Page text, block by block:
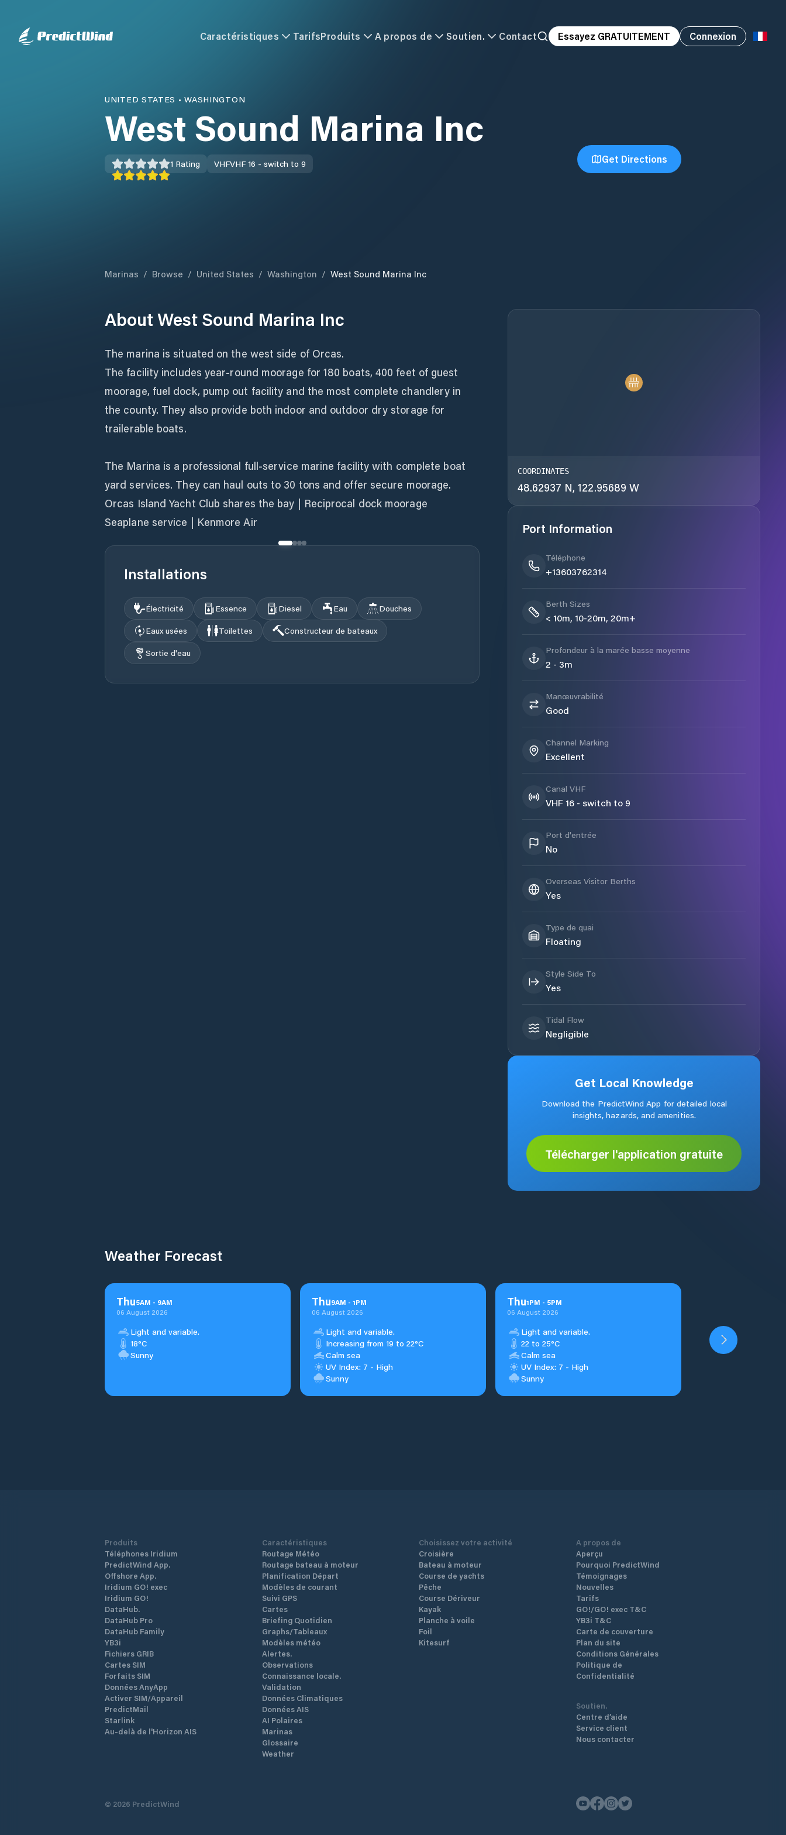
Caractéristiques TarifsProduits A propos de Soutien. Contact Essayez GRATUITEMENT Connexion
UNITED STATES •WASHINGTON
West Sound Marina Inc
1 Rating VHFVHF 16 - switch to 9 Get Directions
Marinas / Browse / United States / Washington / West Sound Marina Inc
AboutWest Sound Marina Inc
The marina is situated on the west side of Orcas.
The facility includes year-round moorage for 180 boats, 400 feet of guest
moorage, fuel dock, pump out facility and the most complete chandlery in
the county. They also provide both indoor and outdoor dry storage for
trailerable boats.
The Marina is a professional full-service marine facility with complete boat
yard services. They can haul outs to 30 tons and offer secure moorage.
Orcas Island Yacht Club shares the bay | ​Reciprocal dock moorage
Seaplane service | Kenmore Air
Installations
Électricité Essence Diesel Eau
Douches
Eaux usées
Toilettes
Constructeur de bateaux
Sortie d'eau
COORDINATES
48.62937 N, 122.95689 W
Port Information
Téléphone
+13603762314
Berth Sizes
< 10m, 10-20m, 20m+
Profondeur à la marée basse moyenne
2 - 3m
Manœuvrabilité
Good
Channel Marking
Excellent
Canal VHF
VHF 16 - switch to 9
Port d'entrée
No
Overseas Visitor Berths
Yes
Type de quai
Floating
Style Side To
Yes
Tidal Flow
Negligible
Get Local Knowledge
Download the PredictWind App for detailed local
insights, hazards, and amenities.
Télécharger l'application gratuite
Weather Forecast
Thu5AM - 9AM
06 August 2026
Light and variable.
18°C
Sunny
Thu9AM - 1PM
06 August 2026
Light and variable.
Increasing from 19 to 22°C
Calm sea
UV Index: 7 - High
Sunny
Thu1PM - 5PM
06 August 2026
Light and variable.
22 to 25°C
Calm sea
UV Index: 7 - High
Sunny
Produits
Téléphones Iridium
PredictWind App.
Offshore App.
Iridium GO! exec
Iridium GO!
DataHub.
DataHub Pro
DataHub Family
YB3i
Fichiers GRIB
Cartes SIM
Forfaits SIM
Données AnyApp
Activer SIM/Appareil
PredictMail
Starlink
Au-delà de l'Horizon AIS
Caractéristiques
Routage Météo
Routage bateau à moteur
Planification Départ
Modèles de courant
Suivi GPS
Cartes
Briefing Quotidien
Graphs/Tableaux
Modèles météo
Alertes.
Observations
Connaissance locale.
Validation
Données Climatiques
Données AIS
AI Polaires
Marinas
Glossaire
Weather
Choisissez votre activité
Croisière
Bateau à moteur
Course de yachts
Pêche
Course Dériveur
Kayak
Planche à voile
Foil
Kitesurf
A propos de
Aperçu
Pourquoi PredictWind
Témoignages
Nouvelles
Tarifs
GO!/GO! exec T&C
YB3i T&C
Carte de couverture
Plan du site
Conditions Générales
Politique de
Confidentialité
Soutien.
Centre d’aide
Service client
Nous contacter
© 2026 PredictWind